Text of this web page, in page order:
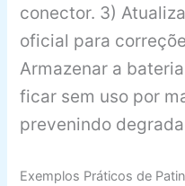
conector. 3)
oficial para
Armazenar a
ficar sem uso por
prevenindo
Exemplos Práticos de